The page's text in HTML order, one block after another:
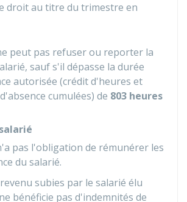
droit au titre du trimestre en
peut pas refuser ou reporter la
sauf s'il dépasse la durée
autorisée (crédit d'heures et
cumulées) de 803 heures
pas l'obligation de rémunérer les
du salarié.
subies par le salarié élu
bénéficie pas d'indemnités de